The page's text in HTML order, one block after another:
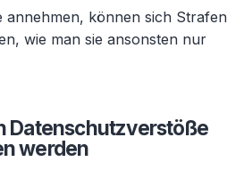
annehmen, können sich Strafen
wie man sie ansonsten nur
Datenschutzverstöße
werden